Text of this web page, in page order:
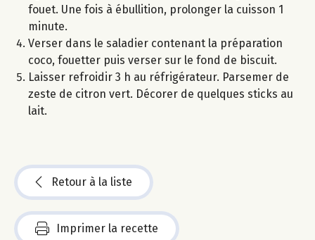
fouet. Une fois à ébullition, prolonger la cuisson 1
minute.
Verser dans le saladier contenant la préparation
coco, fouetter puis verser sur le fond de biscuit.
Laisser refroidir 3 h au réfrigérateur. Parsemer de
zeste de citron vert. Décorer de quelques sticks au
lait.
Retour à la liste
Imprimer la recette